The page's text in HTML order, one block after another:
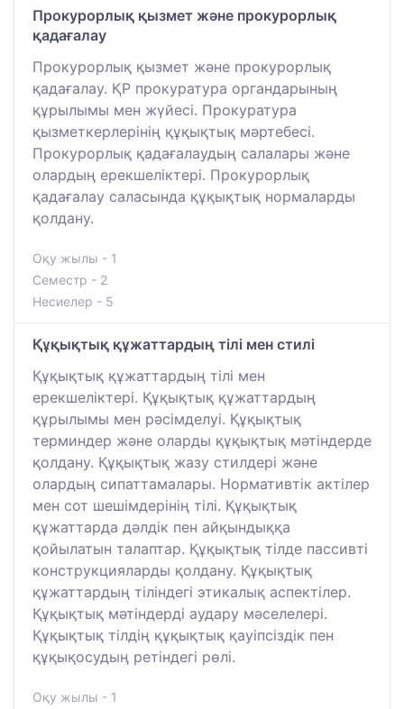
Прокурорлық қызмет және прокурорлық
қадағалау
Прокурорлық қызмет және прокурорлық
қадағалау. ҚР прокуратура органдарының
құрылымы мен жүйесі. Прокуратура
қызметкерлерінің құқықтық мәртебесі.
Прокурорлық қадағалаудың салалары және
олардың ерекшеліктері. Прокурорлық
қадағалау саласында құқықтық нормаларды
қолдану.
Оқу жылы - 1
Семестр - 2
Несиелер - 5
Құқықтық құжаттардың тілі мен стилі
Құқықтық құжаттардың тілі мен
ерекшеліктері. Құқықтық құжаттардың
құрылымы мен рәсімделуі. Құқықтық
терминдер және оларды құқықтық мәтіндерде
қолдану. Құқықтық жазу стилдері және
олардың сипаттамалары. Нормативтік актілер
мен сот шешімдерінің тілі. Құқықтық
құжаттарда дәлдік пен айқындыққа
қойылатын талаптар. Құқықтық тілде пассивті
конструкцияларды қолдану. Құқықтық
құжаттардың тіліндегі этикалық аспектілер.
Құқықтық мәтіндерді аудару мәселелері.
Құқықтық тілдің құқықтық қауіпсіздік пен
құқықосудың ретіндегі рөлі.
Оқу жылы - 1